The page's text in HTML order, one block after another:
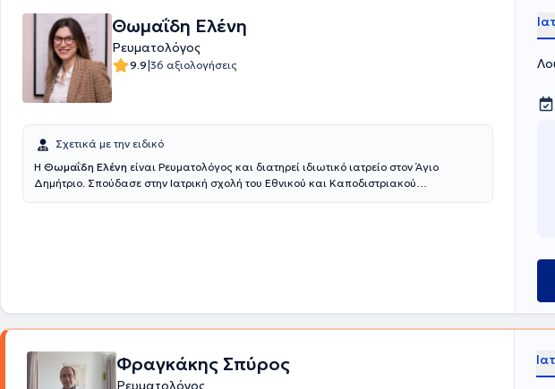
Θωμαΐδη Ελένη
Ρευματολόγος
9.9|36 αξιολογήσεις
Σχετικά με την ειδικό
Η Θωμαΐδη Ελένη είναι Ρευματολόγος και διατηρεί ιδιωτικό ιατρείο στον Άγιο
Δημήτριο. Σπούδασε στην Ιατρική σχολή του Εθνικού και Καποδιστριακού
Φραγκάκης Σπύρος
Ρευματολόγος